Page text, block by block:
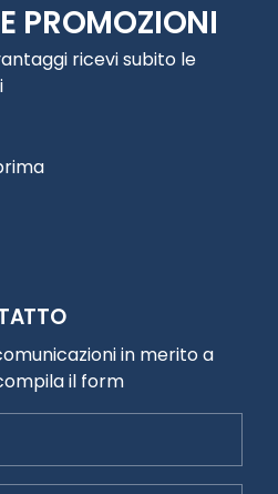
PROMOZIONI
ricevi subito le
in merito a
il form